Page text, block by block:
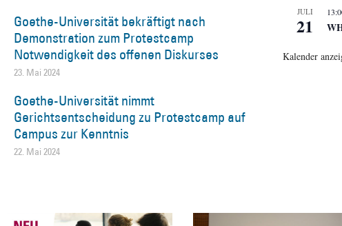
Goethe-Universität bekräftigt nach
Demonstration zum Protestcamp
Notwendigkeit des offenen Diskurses
23. Mai 2024
Goethe-Universität nimmt
Gerichtsentscheidung zu Protestcamp auf
Campus zur Kenntnis
22. Mai 2024
JULI
21
Kalender